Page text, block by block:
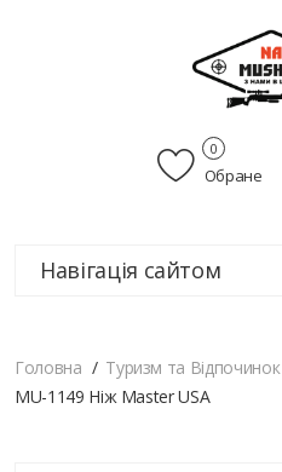
Обране
0
Навігація сайтом
Головна Туризм та Відпочинок
MU-1149 Ніж Master USA